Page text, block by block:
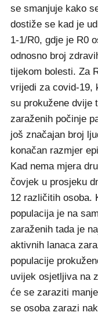
se smanjuje kako
dostiže se kad je
1-1/R0, gdje je R0
odnosno broj
tijekom bolesti. Za
vrijedi za covid-19,
su prokužene dvije
zaraženih počinje
još značajan broj
konačan razmjer
Kad nema mjera
čovjek u prosjeku
12 različitih osoba.
populacija je na
zaraženih tada je
aktivnih lanaca
populacije
uvijek osjetljiva na
će se zaraziti
se osoba zarazi